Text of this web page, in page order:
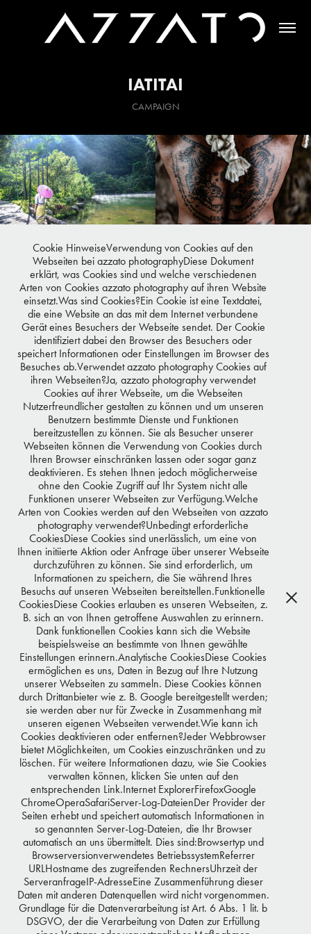
IATITAI
CAMPAIGN
You may also like
BUNTE
Cookie HinweiseVerwendung von Cookies auf den
Webseiten bei azzato photographyDiese Dokument
erklärt, was Cookies sind und welche verschiedenen
Arten von Cookies azzato photography auf ihren Website
einsetzt.Was sind Cookies?Ein Cookie ist eine Textdatei,
die eine Website an das mit dem Internet verbundene
Gerät eines Besuchers der Webseite sendet. Der Cookie
identifiziert dabei den Browser des Besuchers oder
speichert Informationen oder Einstellungen im Browser des
Besuches ab.Verwendet azzato photography Cookies auf
ihren Webseiten?Ja, azzato photography verwendet
Cookies auf ihrer Webseite, um die Webseiten
Nutzerfreundlicher gestalten zu können und um unseren
Benutzern bestimmte Dienste und Funktionen
bereitzustellen zu können. Sie als Besucher unserer
Webseiten können die Verwendung von Cookies durch
Ihren Browser einschränken lassen oder sogar ganz
deaktivieren. Es stehen Ihnen jedoch möglicherweise
ohne den Cookie Zugriff auf Ihr System nicht alle
Funktionen unserer Webseiten zur Verfügung.Welche
Arten von Cookies werden auf den Webseiten von azzato
photography verwendet?Unbedingt erforderliche
CookiesDiese Cookies sind unerlässlich, um eine von
Ihnen initiierte Aktion oder Anfrage über unserer Webseite
durchzuführen zu können. Sie sind erforderlich, um
Informationen zu speichern, die Sie während Ihres
Besuchs auf unseren Webseiten bereitstellen.Funktionelle
CookiesDiese Cookies erlauben es unseren Webseiten, z.
B. sich an von Ihnen getroffene Auswahlen zu erinnern.
Dank funktionellen Cookies kann sich die Website
beispielsweise an bestimmte von Ihnen gewählte
Einstellungen erinnern.Analytische CookiesDiese Cookies
ermöglichen es uns, Daten in Bezug auf Ihre Nutzung
unserer Webseiten zu sammeln. Diese Cookies können
durch Drittanbieter wie z. B. Google bereitgestellt werden;
sie werden aber nur für Zwecke in Zusammenhang mit
unseren eigenen Webseiten verwendet.Wie kann ich
Cookies deaktivieren oder entfernen?Jeder Webbrowser
bietet Möglichkeiten, um Cookies einzuschränken und zu
löschen. Für weitere Informationen dazu, wie Sie Cookies
verwalten können, klicken Sie unten auf den
entsprechenden Link.Internet ExplorerFirefoxGoogle
ChromeOperaSafariServer-Log-DateienDer Provider der
Seiten erhebt und speichert automatisch Informationen in
so genannten Server-Log-Dateien, die Ihr Browser
automatisch an uns übermittelt. Dies sind:Browsertyp und
Browserversionverwendetes BetriebssystemReferrer
URLHostname des zugreifenden RechnersUhrzeit der
ServeranfrageIP-AdresseEine Zusammenführung dieser
Daten mit anderen Datenquellen wird nicht vorgenommen.
Grundlage für die Datenverarbeitung ist Art. 6 Abs. 1 lit. b
DSGVO, der die Verarbeitung von Daten zur Erfüllung